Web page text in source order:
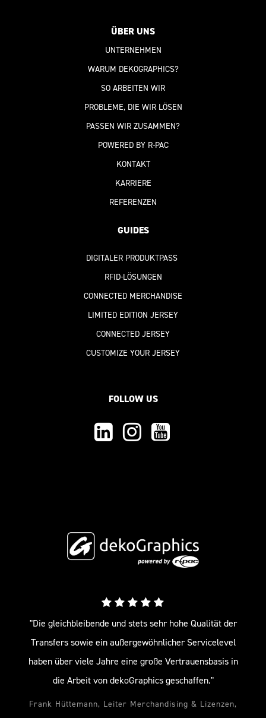
ÜBER UNS
UNTERNEHMEN
WARUM DEKOGRAPHICS?
SO ARBEITEN WIR
PROBLEME, DIE WIR LÖSEN
PASSEN WIR ZUSAMMEN?
POWERED BY R-PAC
KONTAKT
KARRIERE
REFERENZEN
GUIDES
DIGITALER PRODUKTPASS
RFID-LÖSUNGEN
CONNECTED MERCHANDISE
LIMITED EDITION JERSEY
CONNECTED JERSEY
CUSTOMIZE YOUR JERSEY
FOLLOW US
"Die gleichbleibende und stets sehr hohe Qualität der
Transfers sowie ein außergewöhnlicher Servicelevel
haben über viele Jahre eine große Vertrauensbasis in
die Arbeit von dekoGraphics geschaffen."
Frank Hüttemann, Leiter Merchandising & Lizenzen,